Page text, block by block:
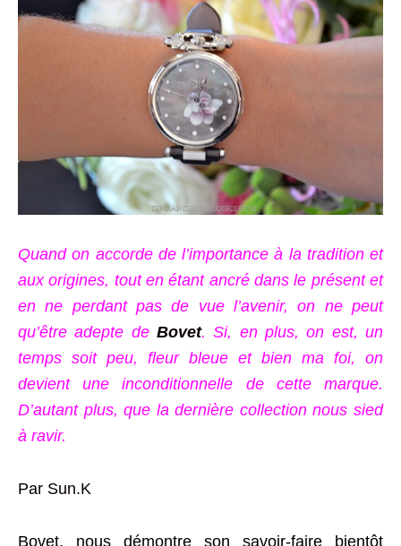
Quand on accorde de l’importance à la tradition et
aux origines, tout en étant ancré dans le présent et
en ne perdant pas de vue l’avenir, on ne peut
qu’être adepte de Bovet. Si, en plus, on est, un
temps soit peu, fleur bleue et bien ma foi, on
devient une inconditionnelle de cette marque.
D’autant plus, que la dernière collection nous sied
à ravir.
Par Sun.K
Bovet, nous démontre son savoir-faire bientôt